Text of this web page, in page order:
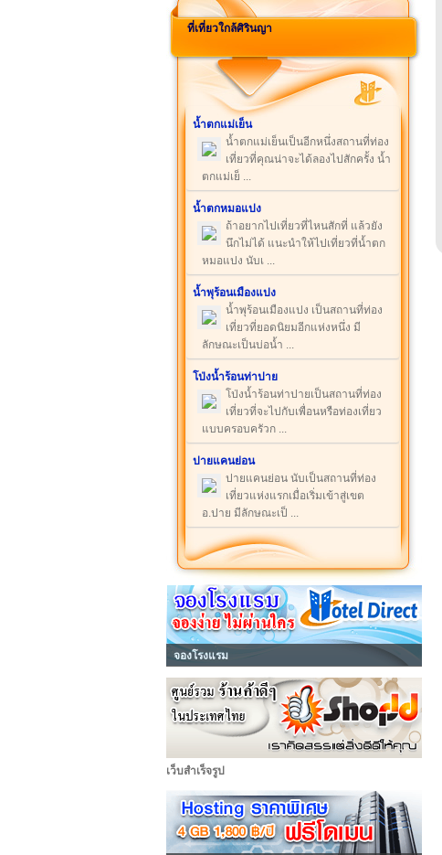
ที่เที่ยวใกล้ศิรินญา
น้ำตกแม่เย็น
น้ำตกแม่เย็นเป็นอีกหนึ่งสถานที่ท่อง
เที่ยวที่คุณน่าจะได้ลองไปสักครั้ง น้ำ
ตกแม่เย็ ...
น้ำตกหมอแปง
ถ้าอยากไปเที่ยวที่ไหนสักที่ แล้วยัง
นึกไม่ได้ แนะนำให้ไปเที่ยวที่น้ำตก
หมอแปง นับเ ...
น้ำพุร้อนเมืองแปง
น้ำพุร้อนเมืองแปง เป็นสถานที่ท่อง
เที่ยวที่ยอดนิยมอีกแห่งหนึ่ง มี
ลักษณะเป็นบ่อน้ำ ...
โป่งน้ำร้อนท่าปาย
โป่งน้ำร้อนท่าปายเป็นสถานที่ท่อง
เที่ยวที่จะไปกับเพื่อนหรือท่องเที่ยว
แบบครอบครัวก ...
ปายแคนย่อน
ปายแคนย่อน นับเป็นสถานที่ท่อง
เที่ยวแห่งแรกเมื่อเริ่มเข้าสู่เขต
อ.ปาย มีลักษณะเป็ ...
จองโรงแรม
เว็บสำเร็จรูป